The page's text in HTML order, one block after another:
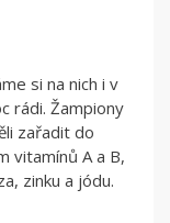
si na nich i v
rádi. Žampiony
zařadit do
vitamínů A a B,
zinku a jódu.